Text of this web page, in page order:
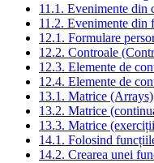
11.1. Evenimente din
11.2. Evenimente din
12.1. Formulare
12.2. Controale
12.3. Elemente de
12.4. Elemente de
13.1. Matrice (Arrays)
13.2. Matrice
13.3. Matrice
14.1. Folosind
14.2. Crearea unei